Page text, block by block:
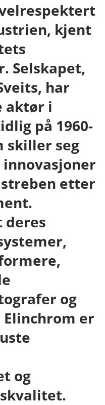
kjent
Selskapet,
har
aktør i
på 1960-
skiller seg
etter
deres
og
er
og